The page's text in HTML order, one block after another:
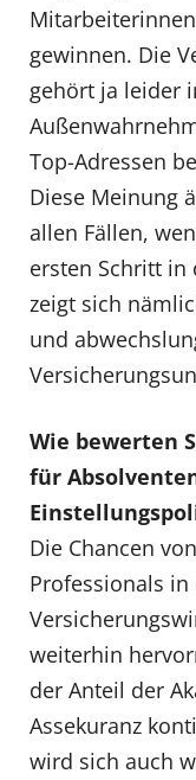
gewinnen. Die
gehört ja leider
Top-Adressen
Diese Meinung
allen Fällen,
ersten Schritt in
zeigt sich
und
Wie bewerten
für
Die Chancen
Professionals in
weiterhin
der Anteil der
Assekuranz
wird sich auch